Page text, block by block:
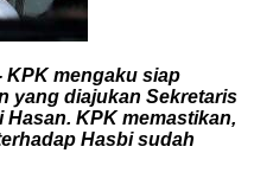
KPK mengaku siap
yang diajukan Sekretaris
Hasan. KPK memastikan,
Hasbi sudah